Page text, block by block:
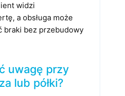
widzi
a obsługa może
braki bez przebudowy
uwagę przy
lub półki?